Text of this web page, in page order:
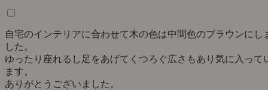
自宅のインテリアに合わせて木の色は中間色のブラウンにし
した。
ゆったり座れるし足をあげてくつろぐ広さもあり気に入って
ます。
ありがとうございました。